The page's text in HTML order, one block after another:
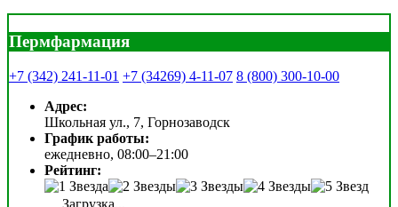
Пермфармация
+7 (342) 241-11-01 +7 (34269) 4-11-07 8 (800) 300-10-00
Адрес:
Школьная ул., 7, Горнозаводск
График работы:
ежедневно, 08:00–21:00
Рейтинг:
Загрузка...